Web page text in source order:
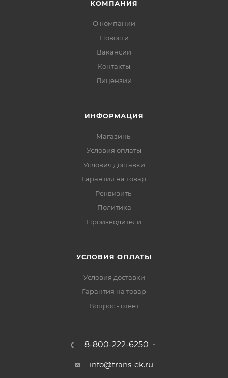
КОМПАНИЯ
О компании
Новости
Вакансии
Контакты
Лицензии
ИНФОРМАЦИЯ
Магазины
Условия оплаты
Условия доставки
Гарантия на товар
Реквизиты
Политика
Производители
УСЛОВИЯ ОПЛАТЫ
Условия доставки
Гарантия на товар
Вопрос - ответ
8-800-222-6250
info@trans-ek.ru